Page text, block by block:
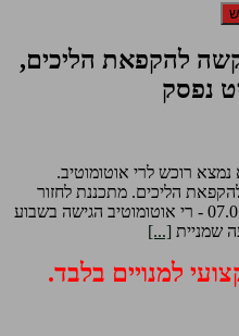
להקפאת הליכים,
נפסק
רוכש לרי אוטומוטיב.
הליכים. מתכננת לחזור
להיות חברה פרטית. אוטוניוז, 07.07.2026 - רי אוטומוטיב הגישה בשבוע
שמניית [...]
למנויים בלבד.